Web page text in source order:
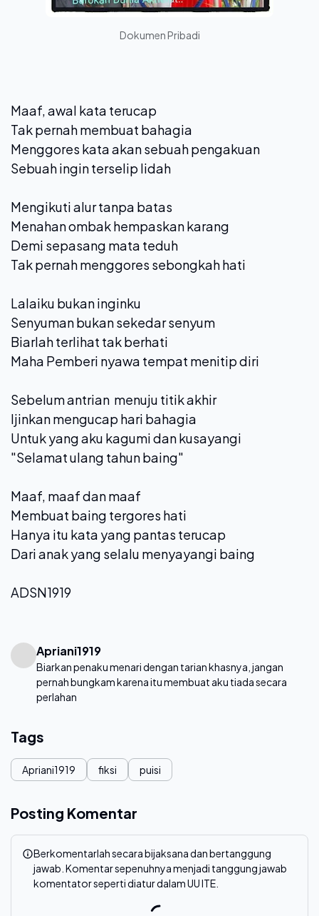
Dokumen Pribadi
Maaf, awal kata terucap
Tak pernah membuat bahagia
Menggores kata akan sebuah pengakuan
Sebuah ingin terselip lidah
Mengikuti alur tanpa batas
Menahan ombak hempaskan karang
Demi sepasang mata teduh
Tak pernah menggores sebongkah hati
Lalaiku bukan inginku
Senyuman bukan sekedar senyum
Biarlah terlihat tak berhati
Maha Pemberi nyawa tempat menitip diri
Sebelum antrian menuju titik akhir
Ijinkan mengucap hari bahagia
Untuk yang aku kagumi dan kusayangi
"Selamat ulang tahun baing"
Maaf, maaf dan maaf
Membuat baing tergores hati
Hanya itu kata yang pantas terucap
Dari anak yang selalu menyayangi baing
ADSN1919
Apriani1919
Biarkan penaku menari dengan tarian khasnya, jangan
pernah bungkam karena itu membuat aku tiada secara
perlahan
Tags
Apriani1919 fiksi puisi
Posting Komentar
Berkomentarlah secara bijaksana dan bertanggung
jawab. Komentar sepenuhnya menjadi tanggung jawab
komentator seperti diatur dalam UU ITE.